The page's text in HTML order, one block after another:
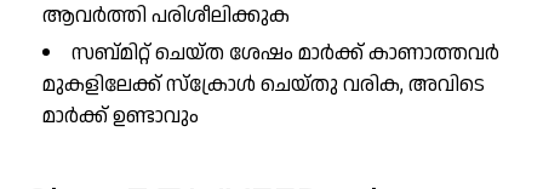
ആവർത്തി പരിശീലിക്കുക
സബ്മിറ്റ് ചെയ്ത ശേഷം മാർക്ക് കാണാത്തവർ
മുകളിലേക്ക് സ്ക്രോൾ ചെയ്തു വരിക, അവിടെ
മാർക്ക് ഉണ്ടാവും